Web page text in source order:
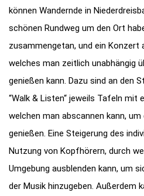
können Wandernde in
schönen Rundweg um den Ort
zusammengetan, und ein
welches man zeitlich unabhängig
genießen kann. Dazu sind an den
“Walk & Listen“ jeweils Tafeln mit
welchen man abscannen kann, um
genießen. Eine Steigerung des
Nutzung von Kopfhörern, durch
Umgebung ausblenden kann, um
der Musik hinzugeben. Außerdem